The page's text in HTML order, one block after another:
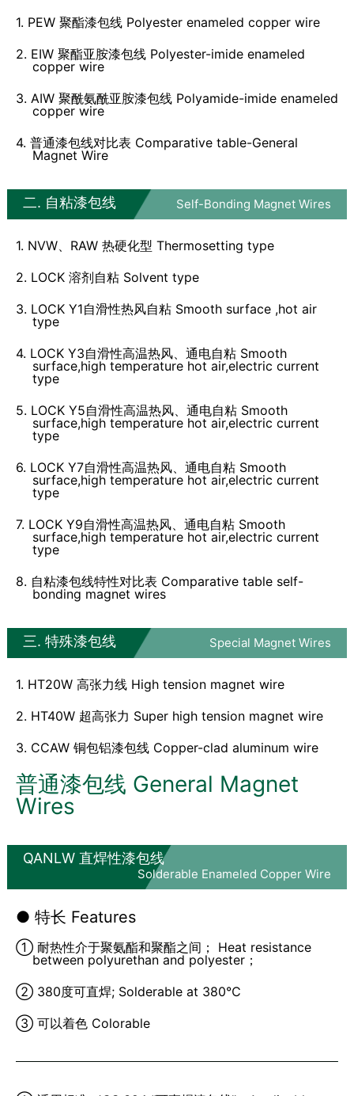
1. PEW 聚酯漆包线 Polyester enameled copper wire
2. EIW 聚酯亚胺漆包线 Polyester-imide enameled
copper wire
3. AIW 聚酰氨酰亚胺漆包线 Polyamide-imide enameled
copper wire
4. 普通漆包线对比表 Comparative table-General
Magnet Wire
二. 自粘漆包线 Self-Bonding Magnet Wires
1. NVW、RAW 热硬化型 Thermosetting type
2. LOCK 溶剂自粘 Solvent type
3. LOCK Y1自滑性热风自粘 Smooth surface ,hot air
type
4. LOCK Y3自滑性高温热风、通电自粘 Smooth
surface,high temperature hot air,electric current
type
5. LOCK Y5自滑性高温热风、通电自粘 Smooth
surface,high temperature hot air,electric current
type
6. LOCK Y7自滑性高温热风、通电自粘 Smooth
surface,high temperature hot air,electric current
type
7. LOCK Y9自滑性高温热风、通电自粘 Smooth
surface,high temperature hot air,electric current
type
8. 自粘漆包线特性对比表 Comparative table self-
bonding magnet wires
三. 特殊漆包线 Special Magnet Wires
1. HT20W 高张力线 High tension magnet wire
2. HT40W 超高张力 Super high tension magnet wire
3. CCAW 铜包铝漆包线 Copper-clad aluminum wire
普通漆包线 General Magnet
Wires
QANLW 直焊性漆包线
Solderable Enameled Copper Wire
● 特长 Features
① 耐热性介于聚氨酯和聚酯之间； Heat resistance
between polyurethan and polyester；
② 380度可直焊; Solderable at 380℃
③ 可以着色 Colorable